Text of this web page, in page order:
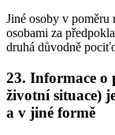
Jiné osoby v poměru
osobami za
druhá důvodně
23. Informace o
životní situace)
a v jiné formě